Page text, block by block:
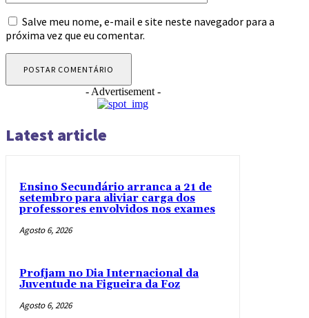
Salve meu nome, e-mail e site neste navegador para a
próxima vez que eu comentar.
- Advertisement -
Latest article
Ensino Secundário arranca a 21 de
setembro para aliviar carga dos
professores envolvidos nos exames
Agosto 6, 2026
Profjam no Dia Internacional da
Juventude na Figueira da Foz
Agosto 6, 2026